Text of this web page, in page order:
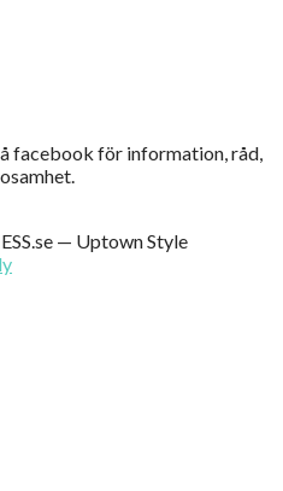
facebook för information, råd,
— Uptown Style